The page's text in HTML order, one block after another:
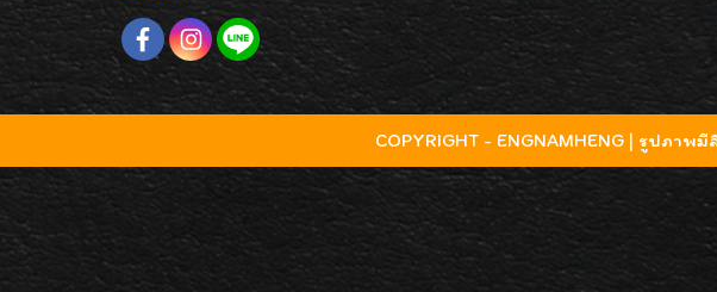
COPYRIGHT - ENGNAMHENG | รูปภ